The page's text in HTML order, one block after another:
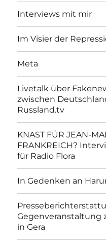
Interviews mit mir
Im Visier der
Meta
Livetalk über
zwischen
Russland.tv
KNAST FÜR JEAN-
FRANKREICH?
für Radio Flora
In Gedenken an
Gegenveranstaltung
in Gera